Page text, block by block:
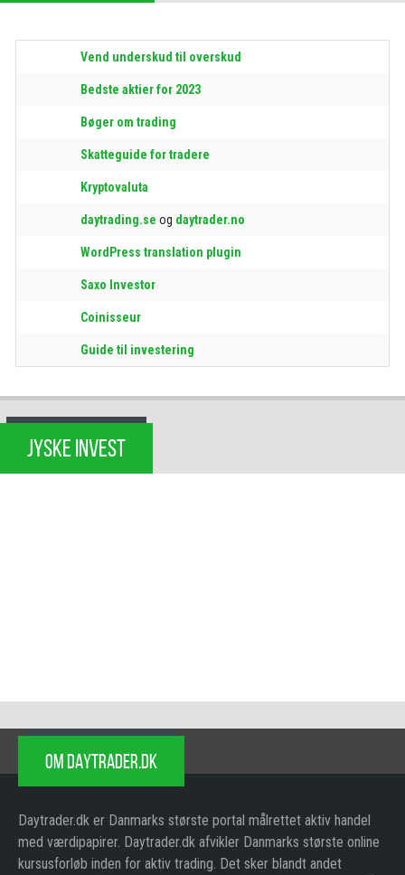
Vend underskud til overskud
Bedste aktier for 2023
Bøger om trading
Skatteguide for tradere
Kryptovaluta
daytrading.se og daytrader.no
WordPress translation plugin
Saxo Investor
Coinisseur
Guide til investering
JYSKE INVEST
OM DAYTRADER.DK
Daytrader.dk er Danmarks største portal målrettet aktiv handel
med værdipapirer. Daytrader.dk afvikler Danmarks største online
kursusforløb inden for aktiv trading. Det sker blandt andet